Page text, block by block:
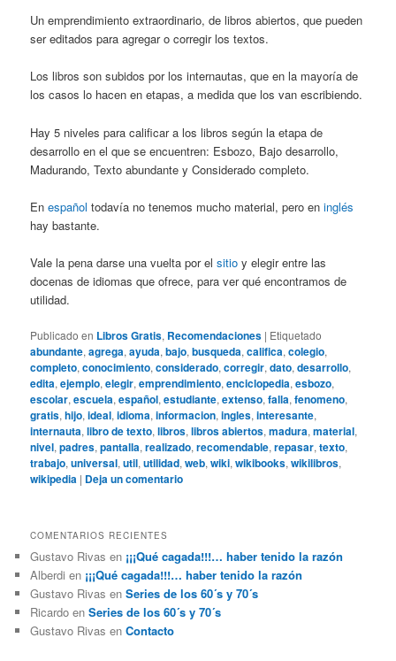
Un emprendimiento extraordinario, de libros abiertos, que pueden
ser editados para agregar o corregir los textos.
Los libros son subidos por los internautas, que en la mayoría de
los casos lo hacen en etapas, a medida que los van escribiendo.
Hay 5 niveles para calificar a los libros según la etapa de
desarrollo en el que se encuentren: Esbozo, Bajo desarrollo,
Madurando, Texto abundante y Considerado completo.
Enespañol todavía no tenemos mucho material, pero eninglés
hay bastante.
Vale la pena darse una vuelta por elsitio y elegir entre las
docenas de idiomas que ofrece, para ver qué encontramos de
utilidad.
Publicado en Libros Gratis, Recomendaciones | Etiquetado
abundante,agrega,ayuda,bajo,busqueda,califica,colegio,
completo,conocimiento,considerado,corregir,dato,desarrollo,
edita,ejemplo,elegir,emprendimiento,enciclopedia,esbozo,
escolar,escuela,español,estudiante,extenso,falla,fenomeno,
gratis,hijo,ideal,idioma,informacion,ingles,interesante,
internauta,libro de texto,libros,libros abiertos,madura,material,
nivel,padres,pantalla,realizado,recomendable,repasar,texto,
trabajo,universal,util,utilidad,web,wiki,wikibooks,wikilibros,
wikipedia | Deja un comentario
COMENTARIOS RECIENTES
Gustavo Rivas en ¡¡¡Qué cagada!!!… haber tenido la razón
Alberdi en ¡¡¡Qué cagada!!!… haber tenido la razón
Gustavo Rivas enSeries de los 60´s y 70´s
Ricardo enSeries de los 60´s y 70´s
Gustavo Rivas enContacto